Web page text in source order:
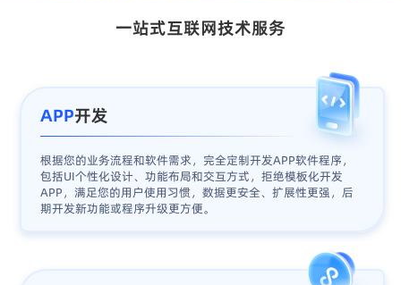
一站式互联网技术服务
APP开发
根据您的业务流程和软件需求，完全定制开发APP软件程序，
包括UI个性化设计、功能布局和交互方式，拒绝模板化开发
APP，满足您的用户使用习惯，数据更安全、扩展性更强，后
期开发新功能或程序升级更方便。